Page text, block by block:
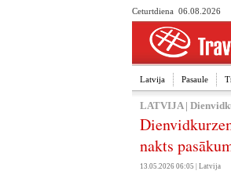
Ceturtdiena 06.08.2026
Latvija Pasaule
LATVIJA|
nakts
13.05.2026 06:05 | Latvija